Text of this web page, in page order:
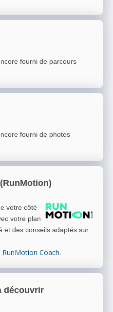
fourni de parcours
fourni de photos
votre côté
votre plan
et des conseils adaptés sur
Coach.
découvrir